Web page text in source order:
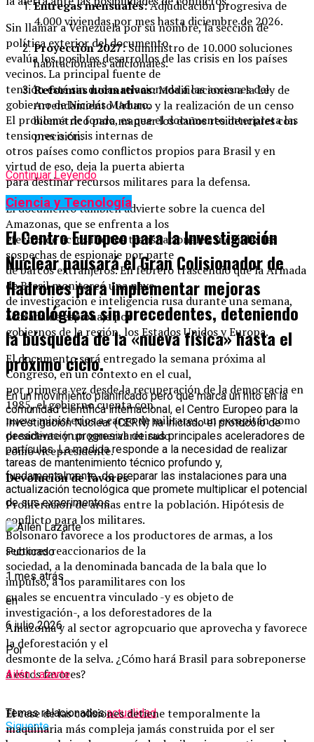
Sin llamar a Venezuela por su nombre, la sección de
política exterior del documento
evalúa los posibles desarrollos de las crisis en los países
vecinos. La principal fuente de
tensión está sin dudas relacionada a las acciones del
gobierno de Nicolás Maduro.
El problema de fondo, es que el documento interpreta las
tensiones o crisis internas de
otros países como conflictos propios para Brasil y en
virtud de eso, deja la puerta abierta
para destinar recursos militares para la defensa.
El documento también advierte sobre la cuenca del
Amazonas, que se enfrenta a los
efectos de actos ilícitos transnacionales, incluidas las
sospechas de espionaje por parte
de barcos extranjeros. En febrero trascendió que la Armada
de Brasil monitoreó una nave
de investigación e inteligencia rusa durante una semana,
acusada de espionaje por
gobiernos de la región, los Estados Unidos y Europa.
El documento será entregado la semana próxima al
Congreso, en un contexto en el cual,
por primera vez desde la recuperación de la democracia en
1985, el gobierno cuenta con
nueve ministerios a cargo de militares, un excapitán como
presidente y un general retirado
como vicepresidente.
Devolución de favores
Proliferación de armas entre la población. Hipótesis de
conflicto para los militares.
Bolsonaro favorece a los productores de armas, a los
sectores reaccionarios de la
sociedad, a la denominada bancada de la bala que lo
impulsó, a los paramilitares con los
cuales se encuentra vinculado -y es objeto de
investigación-, a los deforestadores de la
Amazonia y al sector agropcuario que aprovecha y favorece
la deforestación y el
desmonte de la selva. ¿Cómo hará Brasil para sobreponerse
a estos favores?
Temas relacionados:actualidad
Siguente
Entregas mensuales:Adjudicación progresiva de
4.000 viviendas por mes hasta diciembre de 2026.
Proyección 2027:Suministro de 10.000 soluciones
habitacionales adicionales.
Reformas normativas:Modificaciones a la Ley de
Arrendamiento Urbano y la realización de un censo
biométrico para mapear los daños residenciales con
precisión.
Continuar Leyendo
Ciencia y Tecnología
El Centro Europeo para la Investigación
Nuclear pausará el Gran Colisionador de
Hadrones para implementar mejoras
tecnológicas sin precedentes, deteniendo
la búsqueda de la «nueva física» hasta el
próximo ciclo.
En un movimiento planificado pero que marca un hito en la
comunidad científica internacional, el Centro Europeo para la
Investigación Nuclear (CERN) ha iniciado el protocolo de
desactivación progresiva de sus principales aceleradores de
partículas. La medida responde a la necesidad de realizar
tareas de mantenimiento técnico profundo y,
fundamentalmente, de preparar las instalaciones para una
actualización tecnológica que promete multiplicar el potencial
de sus experimentos.
Publicado
1 mes atrás
en
6 julio 2026
Por
Ailén Lazarte
El cese de las colisiones detiene temporalmente la
maquinaria más compleja jamás construida por el ser